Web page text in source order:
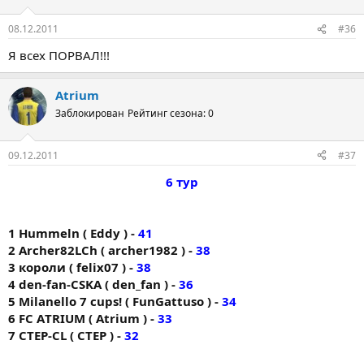
08.12.2011 #36
Я всех ПОРВАЛ!!!
Atrium
Заблокирован Рейтинг сезона: 0
09.12.2011 #37
6 тур
1 Hummeln ( Eddy ) - 41
2 Archer82LCh ( archer1982 ) - 38
3 короли ( felix07 ) - 38
4 den-fan-CSKA ( den_fan ) - 36
5 Milanello 7 cups! ( FunGattuso ) - 34
6 FC AТRIUM ( Atrium ) - 33
7 CTEP-CL ( CTEP ) - 32